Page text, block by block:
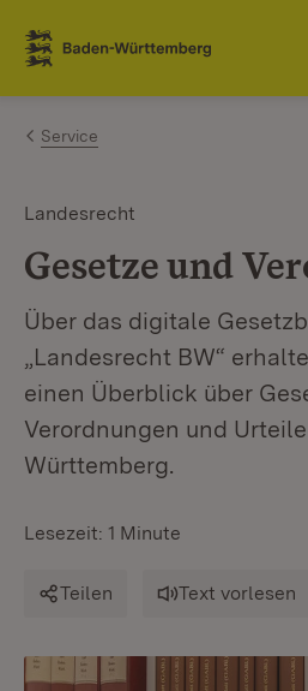
Zum Inhalt springen
Link zur Startseite
Service
Landesrecht
Gesetze und
Über das digitale
„Landesrecht BW“
einen Überblick über
Verordnungen und
Württemberg.
Lesezeit: 1 Minute
Teilen Text vorlesen